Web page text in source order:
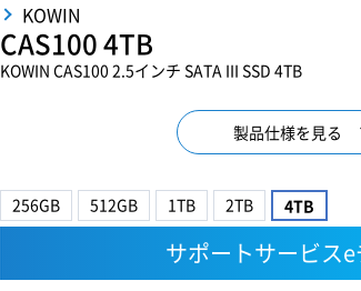
KOWIN
CAS100 4TB
KOWIN CAS100 2.5インチ SATA III SSD 4TB
製品仕様を見る
256GB 512GB 1TB 2TB 4TB
サポートサービス